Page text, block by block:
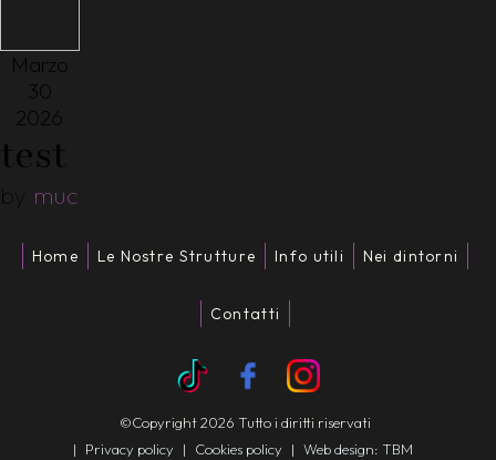
Marzo
30
2026
test
by muc
Home Le Nostre Strutture Info utili Nei dintorni
Contatti
©Copyright 2026 Tutto i diritti riservati
|
Privacy policy | Cookies policy | Web design: TBM